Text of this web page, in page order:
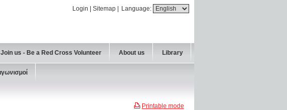
Language:
Login Sitemap
Join us - Be a Red Cross Volunteer About us Library
Printable mode